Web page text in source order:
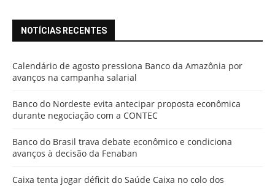
NOTÍCIAS RECENTES
Calendário de agosto pressiona Banco da Amazônia por
avanços na campanha salarial
Banco do Nordeste evita antecipar proposta econômica
durante negociação com a CONTEC
Banco do Brasil trava debate econômico e condiciona
avanços à decisão da Fenaban
Caixa tenta jogar déficit do Saúde Caixa no colo dos